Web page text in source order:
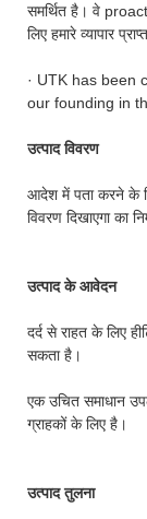
समर्थित है। वे
लिए हमारे व्यापार
· UTK has been
our founding in
उत्पाद विवरण
आदेश में पता करने के
विवरण दिखाएगा का
उत्पाद के आवेदन
दर्द से राहत के लिए
सकता है।
एक उचित समाधान
ग्राहकों के लिए है।
उत्पाद तुलना